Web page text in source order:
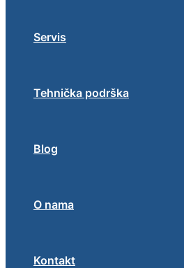
Servis
Tehnička podrška
Blog
O nama
Kontakt